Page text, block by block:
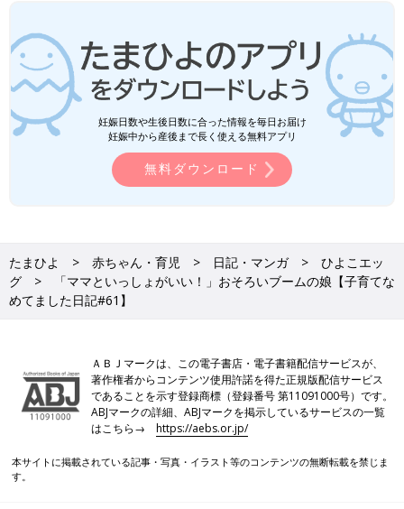
妊娠日数や生後日数に合った情報を毎日お届け
妊娠中から産後まで長く使える無料アプリ
無料ダウンロード
たまひよ 赤ちゃん・育児 日記・マンガ
ひよこエッ
グ
「ママといっしょがいい！」おそろいブームの娘【子育てな
めてました日記#61】
ＡＢＪマークは、この電子書店・電子書籍配信サービスが、
著作権者からコンテンツ使用許諾を得た正規版配信サービス
であることを示す登録商標（登録番号 第11091000号）です。
ABJマークの詳細、ABJマークを掲示しているサービスの一覧
はこちら→https://aebs.or.jp/
本サイトに掲載されている記事・写真・イラスト等のコンテンツの無断転載を禁じま
す。